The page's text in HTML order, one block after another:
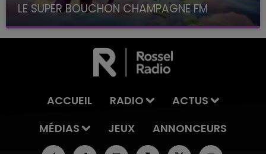
LE SUPER BOUCHON CHAMPAGNE FM
avec La Famille Champagne FM, à 8H10
ACCUEIL RADIO
ACTUS
MÉDIAS
JEUX ANNONCEURS